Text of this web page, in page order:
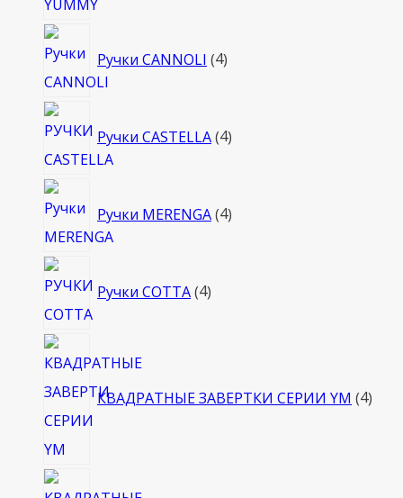
Ручки CANNOLI 4товара
Ручки CASTELLA 4товара
Ручки MERENGA 4товара
Ручки COTTA 4товара
КВАДРАТНЫЕ ЗАВЕРТКИ СЕРИИ YM 4